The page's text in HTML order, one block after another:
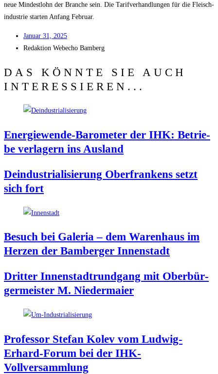
neue Min­dest­lohn der Bran­che sein. Die Tarif­ver­hand­lun­gen für die Fleisch­
in­dus­trie star­ten Anfang Februar.
Janu­ar 31, 2025
Redak­ti­on Web­echo Bamberg
DAS KÖNNTE SIE AUCH
INTERESSIEREN...
Ener­gie­wen­de-Baro­me­ter der IHK: Betrie­
be ver­la­gern ins Ausland
Deindus­tria­li­sie­rung Ober­fran­kens setzt
sich fort
Besuch bei Gale­ria – dem Waren­haus im
Her­zen der Bam­ber­ger Innenstadt
Drit­ter Innen­stadt­rund­gang mit Ober­bür­
ger­meis­ter M. Niedermaier
Pro­fes­sor Ste­fan Kolev vom Lud­wig-
Erhard-Forum bei der IHK-
Vollversammlung